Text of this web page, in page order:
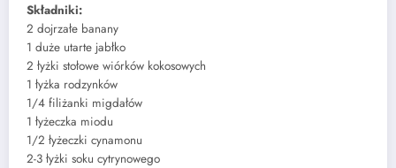
Składniki:
2 dojrzałe banany
1 duże utarte jabłko
2 łyżki stołowe wiórków kokosowych
1 łyżka rodzynków
1/4 filiżanki migdałów
1 łyżeczka miodu
1/2 łyżeczki cynamonu
2-3 łyżki soku cytrynowego